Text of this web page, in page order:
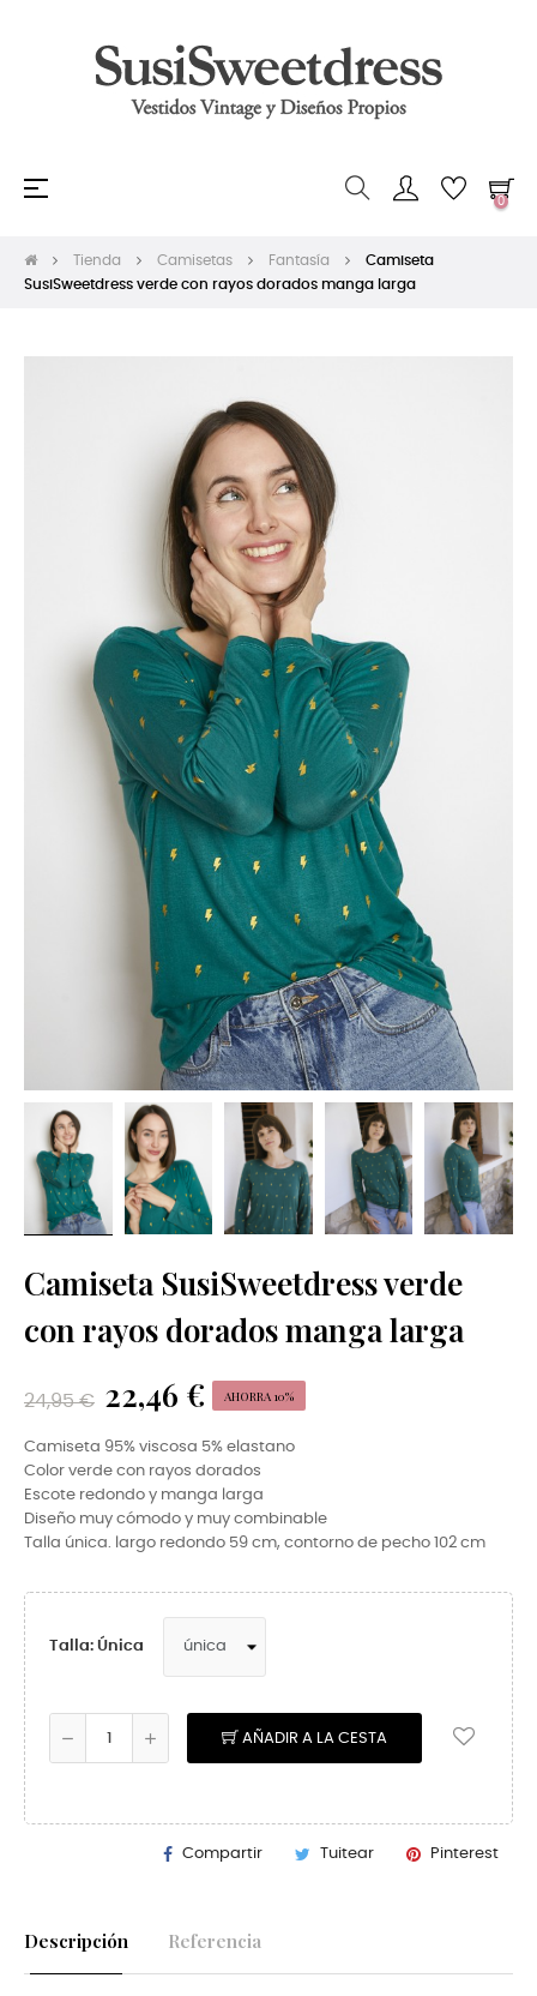
Navegación
☰
0
Tienda Camisetas Fantasía
Camiseta
SusiSweetdress verde con rayos dorados manga larga
Camiseta SusiSweetdress verde
con rayos dorados manga larga
24,95 € 22,46 € AHORRA 10%
Camiseta 95% viscosa 5% elastano
Color verde con rayos dorados
Escote redondo y manga larga
Diseño muy cómodo y muy combinable
Talla única. largo redondo 59 cm, contorno de pecho 102 cm
Talla: Única
AÑADIR A LA CESTA
Compartir Tuitear Pinterest
Descripción Referencia